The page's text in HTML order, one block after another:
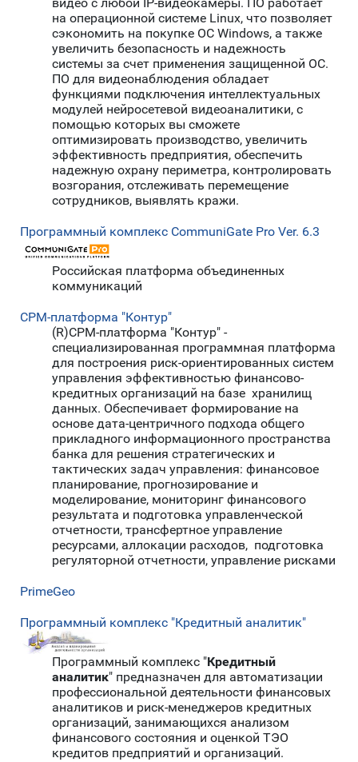
на операционной системе Linux, что позволяет
сэкономить на покупке ОС Windows, а также
увеличить безопасность и надежность
системы за счет применения защищенной ОС.
ПО для видеонаблюдения обладает
функциями подключения интеллектуальных
модулей нейросетевой видеоаналитики, с
помощью которых вы сможете
оптимизировать производство, увеличить
эффективность предприятия, обеспечить
надежную охрану периметра, контролировать
возгорания, отслеживать перемещение
сотрудников, выявлять кражи.
Программный комплекс CommuniGate Pro Ver. 6.3
Российская платформа объединенных
коммуникаций
CPM-платформа "Контур"
(R)СРМ-платформа "Контур" -
специализированная программная платформа
для построения риск-ориентированных систем
управления эффективностью финансово-
кредитных организаций на базе хранилищ
данных. Обеспечивает формирование на
основе дата-центричного подхода общего
прикладного информационного пространства
банка для решения стратегических и
тактических задач управления: финансовое
планирование, прогнозирование и
моделирование, мониторинг финансового
результата и подготовка управленческой
отчетности, трансфертное управление
ресурсами, аллокации расходов, подготовка
регуляторной отчетности, управление рисками
PrimeGeo
Программный комплекс "Кредитный аналитик"
Программный комплекс "Кредитный
аналитик" предназначен для автоматизации
профессиональной деятельности финансовых
аналитиков и риск-менеджеров кредитных
организаций, занимающихся анализом
финансового состояния и оценкой ТЭО
кредитов предприятий и организаций.